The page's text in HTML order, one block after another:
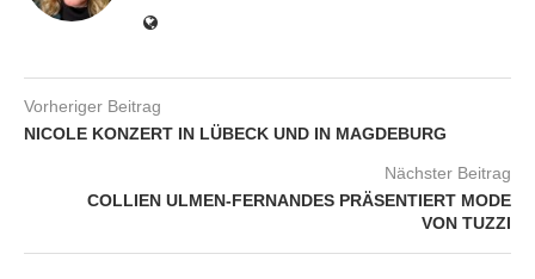
Vorheriger Beitrag
NICOLE KONZERT IN LÜBECK UND IN MAGDEBURG
Nächster Beitrag
COLLIEN ULMEN-FERNANDES PRÄSENTIERT MODE
VON TUZZI